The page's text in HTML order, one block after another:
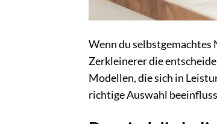
Wenn du
Zerkleinerer die
Modellen, die sich in
richtige Auswahl